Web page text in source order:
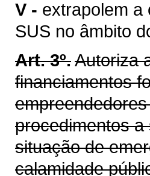
V - extrapolem a
SUS no âmbito
Art. 3º.Autoriza
financiamentos
procedimentos
situação de
calamidade